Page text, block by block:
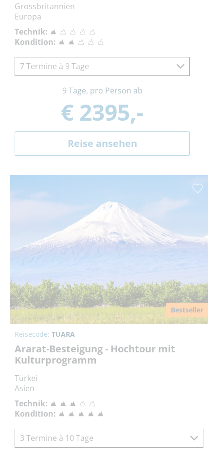
Grossbritannien
Europa
Technik:
Kondition:
7 Termine à 9 Tage
9 Tage, pro Person ab
€ 2395,-
Reise ansehen
Bestseller
Reisecode: TUARA
Ararat-Besteigung - Hochtour mit
Kulturprogramm
Türkei
Asien
Technik:
Kondition:
3 Termine à 10 Tage